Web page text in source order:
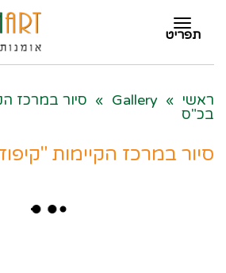
תפריט
תפריט
ראשי »
Gallery
» סיור במרכז
בכ"ס
סיור במרכז הקיימות